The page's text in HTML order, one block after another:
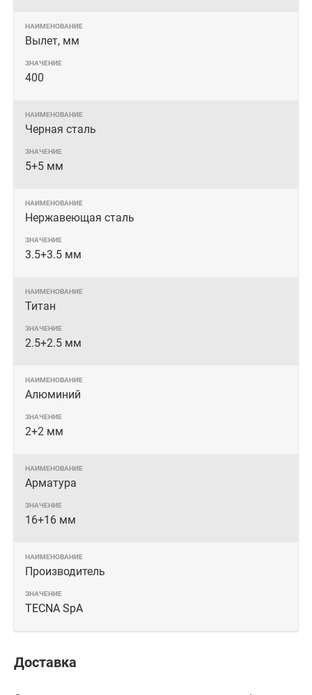
Вылет, мм
400
Черная сталь
5+5 мм
Нержавеющая сталь
3.5+3.5 мм
Титан
2.5+2.5 мм
Алюминий
2+2 мм
Арматура
16+16 мм
Производитель
TECNA SpA
Доставка